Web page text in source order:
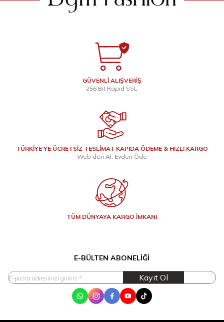
GÜVENLİ ALIŞVERİŞ
256 Bit Rapid SSL
TÜRKİYE’YE ÜCRETSİZ TESLİMAT KAPIDA ÖDEME & HIZLI KARGO
Web’den Al, Evden Öde
TÜM DÜNYAYA KARGO İMKANI
E-BÜLTEN ABONELIĞI
Kayıt Ol
WhatsApp
InstagramFacebook
YoutubeTik Tok